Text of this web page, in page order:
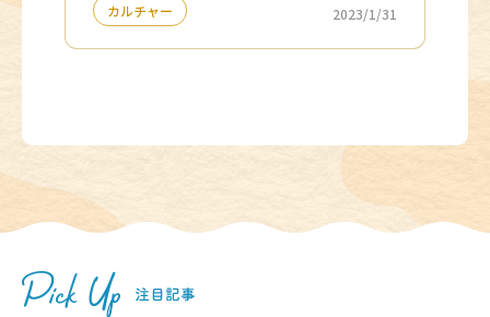
カルチャー 2023/1/31